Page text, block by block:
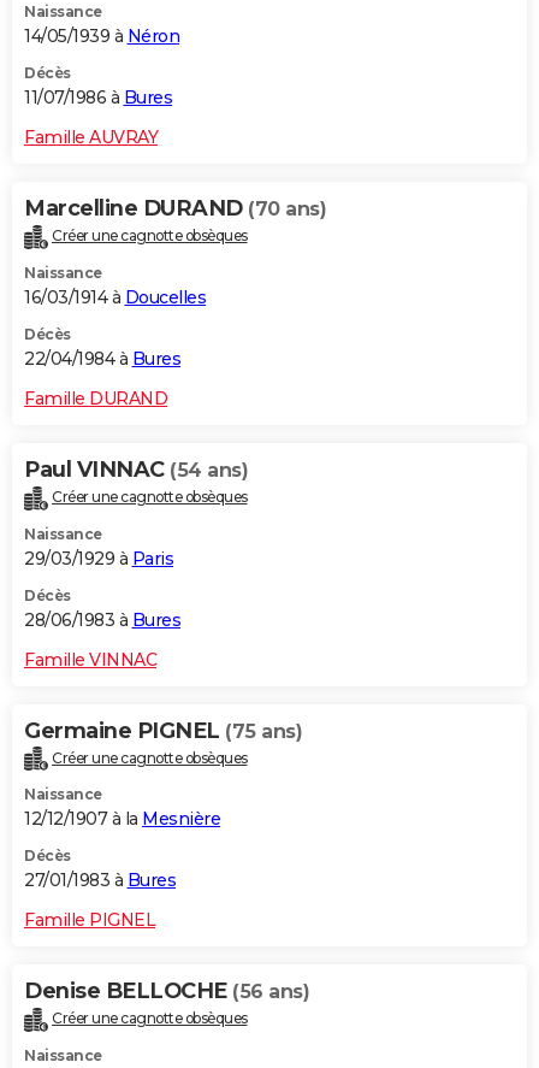
Naissance
14/05/1939 à Néron
Décès
11/07/1986 à Bures
Famille AUVRAY
Marcelline DURAND (70 ans)
Créer une cagnotte obsèques
Naissance
16/03/1914 à Doucelles
Décès
22/04/1984 à Bures
Famille DURAND
Paul VINNAC (54 ans)
Créer une cagnotte obsèques
Naissance
29/03/1929 à Paris
Décès
28/06/1983 à Bures
Famille VINNAC
Germaine PIGNEL (75 ans)
Créer une cagnotte obsèques
Naissance
12/12/1907 à la Mesnière
Décès
27/01/1983 à Bures
Famille PIGNEL
Denise BELLOCHE (56 ans)
Créer une cagnotte obsèques
Naissance